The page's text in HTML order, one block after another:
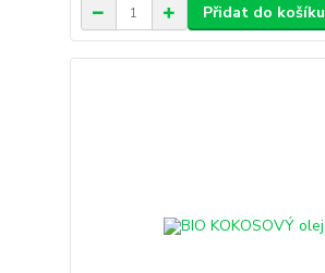
Přidat do košíku